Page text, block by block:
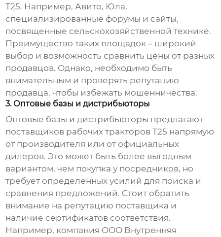
Т25. Например, Авито, Юла,
специализированные форумы и сайты,
посвященные сельскохозяйственной технике.
Преимущество таких площадок – широкий
выбор и возможность сравнить цены от разных
продавцов. Однако, необходимо быть
внимательным и проверять репутацию
продавца, чтобы избежать мошенничества.
3. Оптовые базы и дистрибьюторы
Оптовые базы и дистрибьюторы предлагают
поставщиков рабочих тракторов Т25 напрямую
от производителя или от официальных
дилеров. Это может быть более выгодным
вариантом, чем покупка у посредников, но
требует определенных усилий для поиска и
сравнения предложений. Стоит обратить
внимание на репутацию поставщика и
наличие сертификатов соответствия.
Например, компания ООО Внутренняя